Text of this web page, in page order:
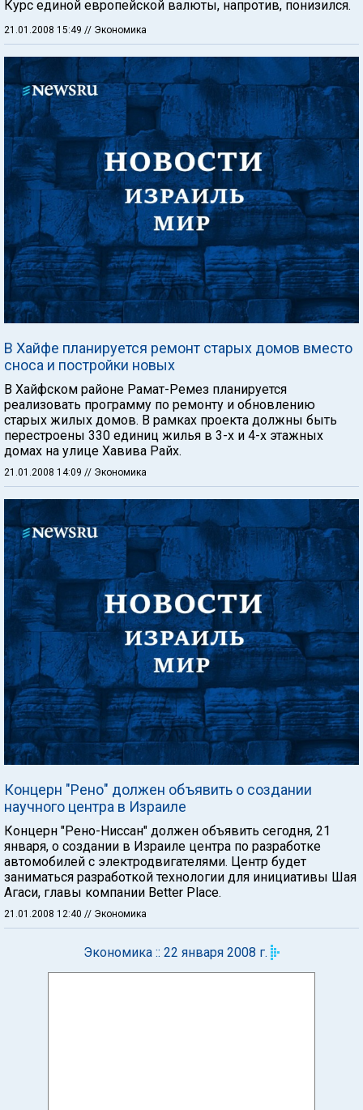
Курс единой европейской валюты, напротив, понизился.
21.01.2008 15:49 // Экономика
В Хайфе планируется ремонт старых домов вместо
сноса и постройки новых
В Хайфском районе Рамат-Ремез планируется
реализовать программу по ремонту и обновлению
старых жилых домов. В рамках проекта должны быть
перестроены 330 единиц жилья в 3-х и 4-х этажных
домах на улице Хавива Райх.
21.01.2008 14:09 // Экономика
Концерн "Рено" должен объявить о создании
научного центра в Израиле
Концерн "Рено-Ниссан" должен объявить сегодня, 21
января, о создании в Израиле центра по разработке
автомобилей с электродвигателями. Центр будет
заниматься разработкой технологии для инициативы Шая
Агаси, главы компании Better Place.
21.01.2008 12:40 // Экономика
Экономика :: 22 января 2008 г.